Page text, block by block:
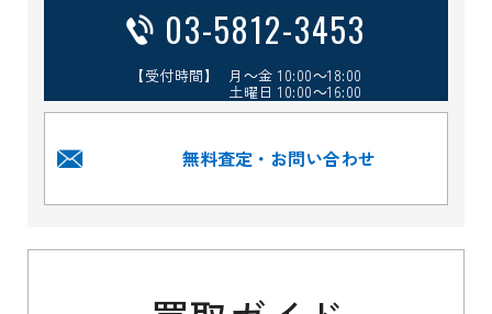
03-5812-3453
【受付時間】 月～金 10:00～18:00
土曜日 10:00～16:00
無料査定・お問い合わせ